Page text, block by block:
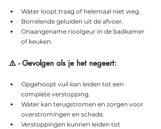
Water loopt traag of helemaal niet weg.
Borrelende geluiden uit de afvoer.
Onaangename rioolgeur in de badkamer
of keuken.
⚠️ - Gevolgen als je het negeert:
Opgehoopt vuil kan leiden tot een
complete verstopping.
Water kan terugstromen en zorgen voor
overstromingen en schade.
Verstoppingen kunnen leiden tot